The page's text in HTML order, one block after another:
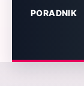
PORADNIK